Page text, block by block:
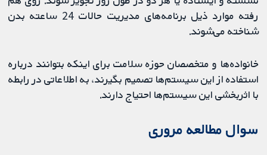
رفته موارد ذیل برنامه‌های مدیریت حالات 24 ساعته بدن
شناخته می‌شوند.
خانواده‌ها و متخصصان حوزه سلامت برای اینکه بتوانند درباره
استفاده از این سیستم‏‌ها تصمیم بگیرند، به اطلاعاتی در رابطه
با اثربخشی این سیستم‌ها احتیاج دارند.
سوال مطالعه مروری